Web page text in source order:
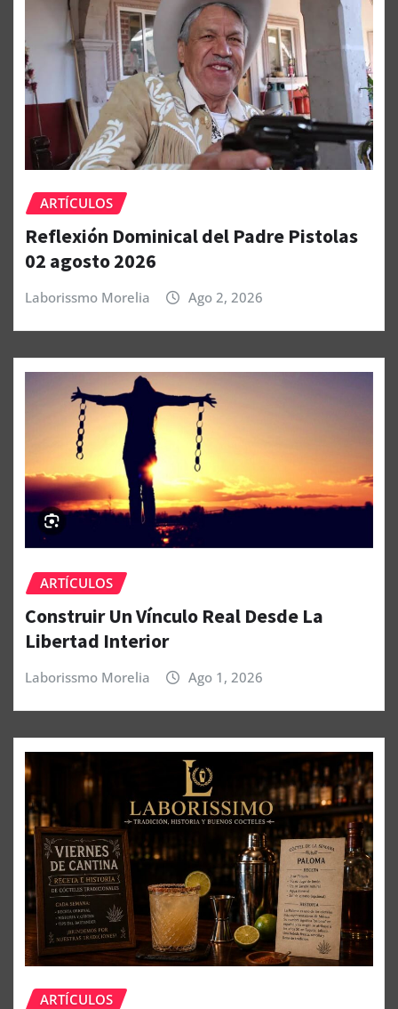
ARTÍCULOS
Reflexión Dominical del Padre Pistolas
02 agosto 2026
Laborissmo Morelia Ago 2, 2026
ARTÍCULOS
Construir Un Vínculo Real Desde La
Libertad Interior
Laborissmo Morelia Ago 1, 2026
ARTÍCULOS